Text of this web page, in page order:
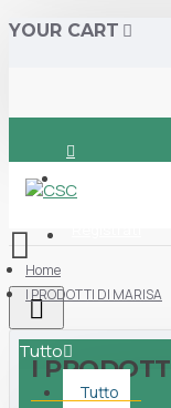
YOUR CART
Tutto
Tutto
Home
I PRODOTTI DI MARISA
I